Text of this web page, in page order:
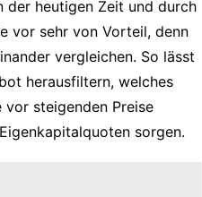
der heutigen Zeit und durch
vor sehr von Vorteil, denn
vergleichen. So lässt
herausfiltern, welches
vor steigenden Preise
sorgen.